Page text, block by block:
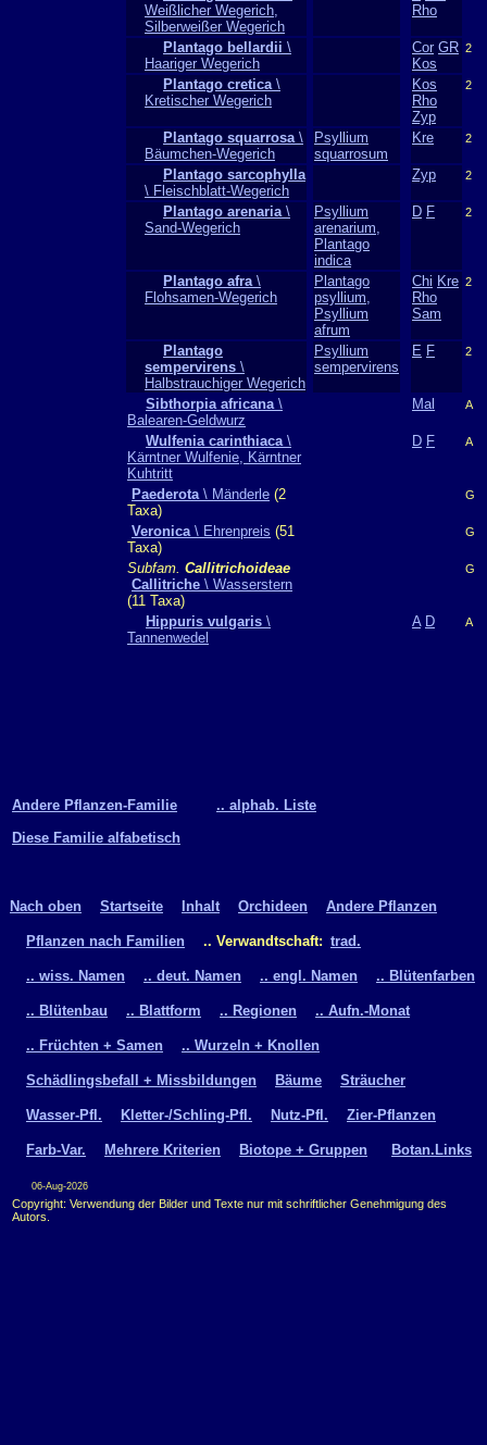
Weißlicher Wegerich,
Silberweißer Wegerich
Rho
Plantago bellardii \
Haariger Wegerich
Cor GR
Kos
2
Plantago cretica\
Kretischer Wegerich
Kos
Rho
Zyp
2
Plantago squarrosa\
Bäumchen-Wegerich
Psyllium
squarrosum
Kre 2
Plantago sarcophylla
\ Fleischblatt-Wegerich
Zyp 2
Plantago arenaria\
Sand-Wegerich
Psyllium
arenarium,
Plantago
indica
D F 2
Plantago afra\
Flohsamen-Wegerich
Plantago
psyllium,
Psyllium
afrum
Chi Kre
Rho
Sam
2
Plantago
sempervirens \
Halbstrauchiger Wegerich
Psyllium
sempervirens
E F 2
Sibthorpia africana\
Balearen-Geldwurz
Mal A
Wulfenia carinthiaca\
Kärntner Wulfenie, Kärntner
Kuhtritt
D F A
Paederota\ Mänderle (2
Taxa)
G
Veronica\ Ehrenpreis (51
Taxa)
G
Subfam. Callitrichoideae
Callitriche \ Wasserstern
(11 Taxa)
G
Hippuris vulgaris \
Tannenwedel
A D A
Andere Pflanzen-Familie
.. alphab. Liste
Diese Familie alfabetisch
Nach oben Startseite Inhalt Orchideen Andere Pflanzen
Pflanzen nach Familien .. Verwandtschaft: trad.
.. wiss. Namen .. deut. Namen .. engl. Namen .. Blütenfarben
.. Blütenbau .. Blattform .. Regionen .. Aufn.-Monat
.. Früchten + Samen .. Wurzeln + Knollen
Schädlingsbefall + Missbildungen Bäume Sträucher
Wasser-Pfl. Kletter-/Schling-Pfl. Nutz-Pfl. Zier-Pflanzen
Farb-Var. Mehrere Kriterien Biotope + Gruppen Botan.Links
06-Aug-2026
Copyright: Verwendung der Bilder und Texte nur mit schriftlicher Genehmigung des
Autors.